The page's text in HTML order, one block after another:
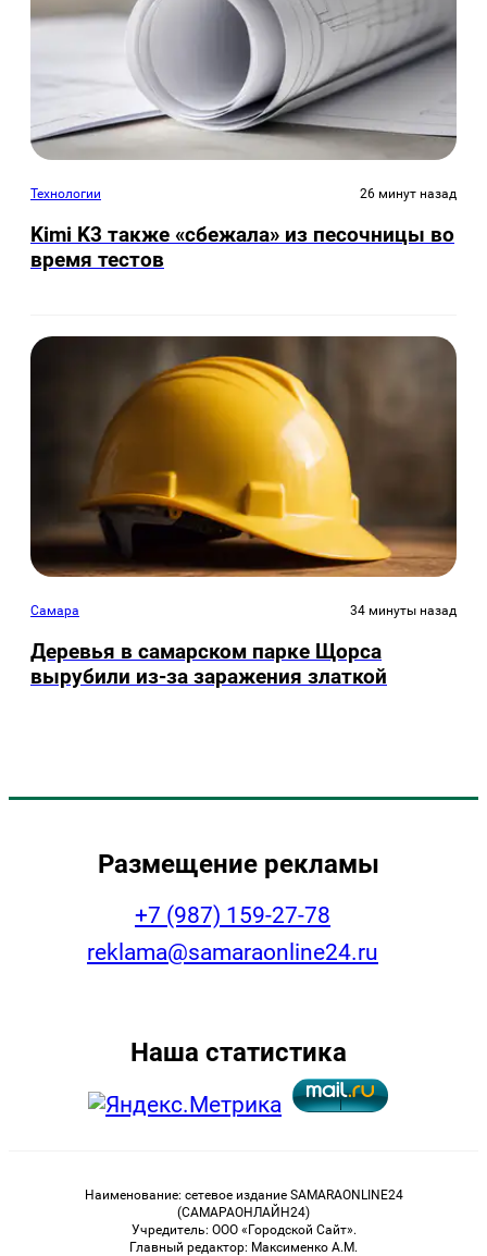
Технологии 26 минут назад
Kimi K3 также «сбежала» из песочницы во
время тестов
Самара 34 минуты назад
Деревья в самарском парке Щорса
вырубили из-за заражения златкой
Размещение рекламы
+7 (987) 159-27-78
reklama@samaraonline24.ru
Наша статистика
Наименование: сетевое издание SAMARAONLINE24
(САМАРАОНЛАЙН24)
Учредитель: ООО «Городской Сайт».
Главный редактор: Максименко А.М.